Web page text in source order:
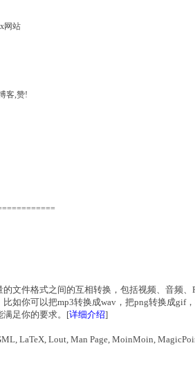
网站
客,赞!
文件格式之间的互相转换，包括视频、音频、
如你可以把mp3转换成wav，把png转换成gif
满足你的要求。[详细介绍]
LaTeX, Lout, Man Page, MoinMoin,